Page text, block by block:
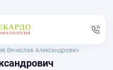
Вячеслав Александрович